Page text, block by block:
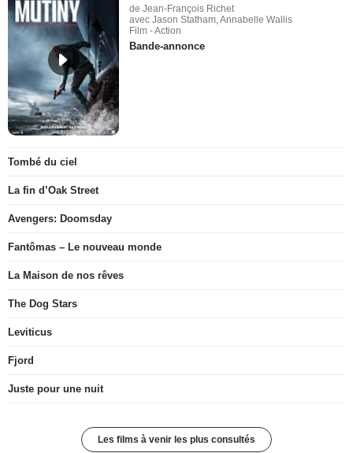
de Jean-François Richet
avec Jason Statham, Annabelle Wallis
Film - Action
Bande-annonce
Tombé du ciel
La fin d’Oak Street
Avengers: Doomsday
Fantômas – Le nouveau monde
La Maison de nos rêves
The Dog Stars
Leviticus
Fjord
Juste pour une nuit
Les films à venir les plus consultés